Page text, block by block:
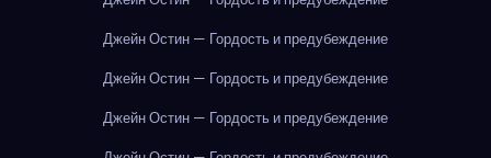
Джейн Остин — Гордость и предубеждение
Джейн Остин — Гордость и предубеждение
Джейн Остин — Гордость и предубеждение